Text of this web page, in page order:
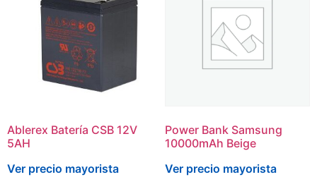
Ablerex Batería CSB 12V
5AH
Ver precio mayorista
Power Bank Samsung
10000mAh Beige
Ver precio mayorista